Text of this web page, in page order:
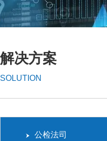
解决方案
SOLUTION
公检法司